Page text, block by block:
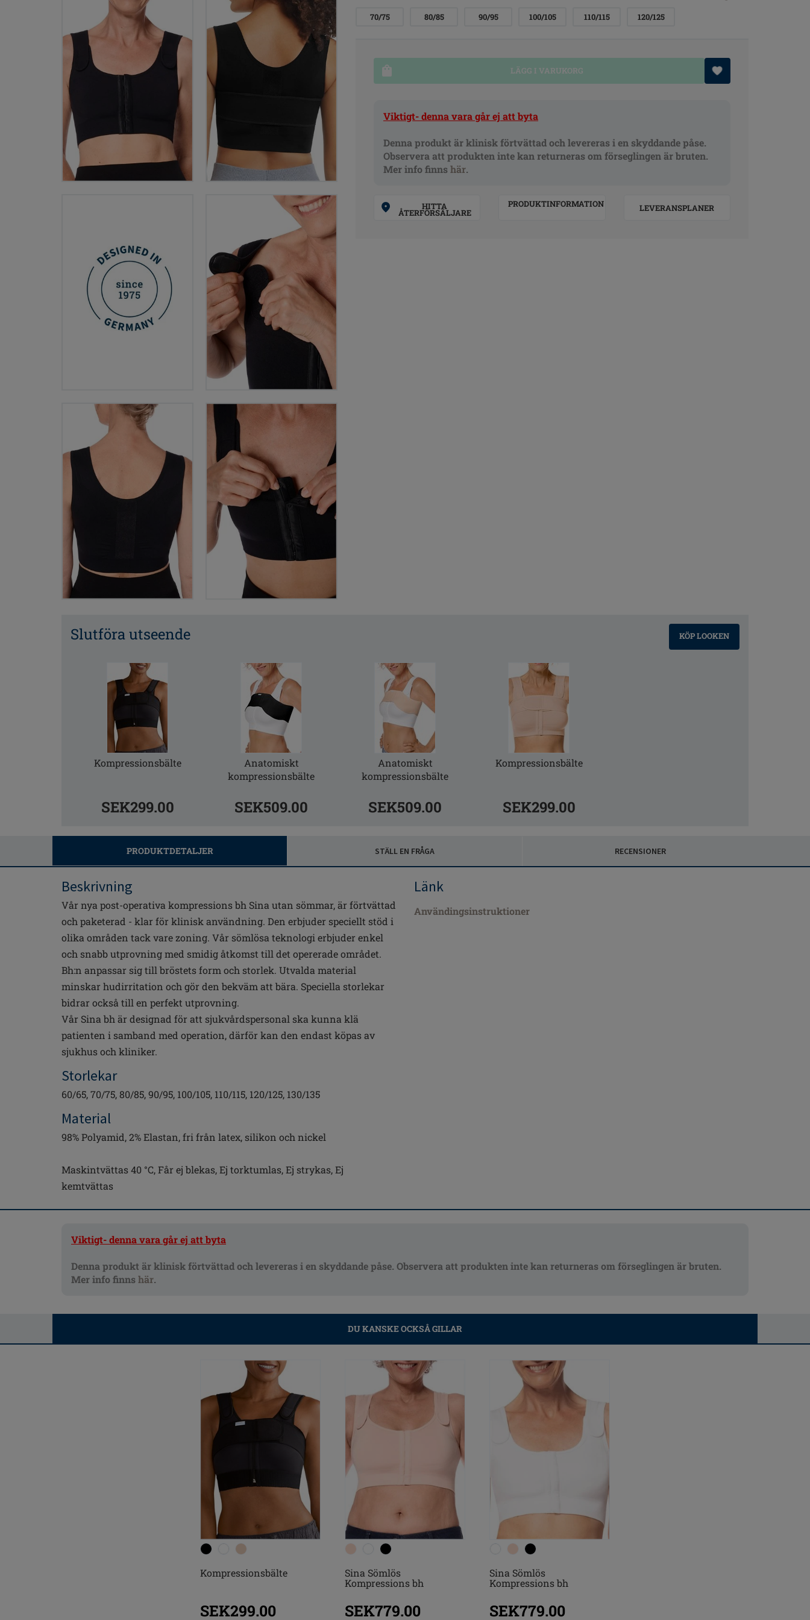
70/75 80/85 90/95 100/105 110/115 120/125
LÄGG I VARUKORG
Viktigt- denna vara går ej att byta
Denna produkt är klinisk förtvättad och levereras i en skyddande påse.
Observera att produkten inte kan returneras om förseglingen är bruten.
Mer info finnshär.
HITTA
ÅTERFÖRSÄLJARE
PRODUKTINFORMATION LEVERANSPLANER
Slutföra utseende
Kompressionsbälte
SEK299.00
Anatomiskt
kompressionsbälte
SEK509.00
Anatomiskt
kompressionsbälte
SEK509.00
Kompressionsbälte
SEK299.00
KÖP LOOKEN
PRODUKTDETALJER STÄLL EN FRÅGA RECENSIONER
Beskrivning
Vår nya post-operativa kompressions bh Sina utan sömmar, är förtvättad
och paketerad - klar för klinisk användning. Den erbjuder speciellt stöd i
olika områden tack vare zoning. Vår sömlösa teknologi erbjuder enkel
och snabb utprovning med smidig åtkomst till det opererade området.
Bh:n anpassar sig till bröstets form och storlek. Utvalda material
minskar hudirritation och gör den bekväm att bära. Speciella storlekar
bidrar också till en perfekt utprovning.
Vår Sina bh är designad för att sjukvårdspersonal ska kunna klä
patienten i samband med operation, därför kan den endast köpas av
sjukhus och kliniker.
Storlekar
60/65, 70/75, 80/85, 90/95, 100/105, 110/115, 120/125, 130/135
Material
98% Polyamid, 2% Elastan, fri från latex, silikon och nickel
Maskintvättas 40 °C, Får ej blekas, Ej torktumlas, Ej strykas, Ej
kemtvättas
Länk
Användingsinstruktioner
Viktigt- denna vara går ej att byta
Denna produkt är klinisk förtvättad och levereras i en skyddande påse. Observera att produkten inte kan returneras om förseglingen är bruten.
Mer info finnshär.
DU KANSKE OCKSÅ GILLAR
Kompressionsbälte
SEK299.00
Sina Sömlös
Kompressions bh
SEK779.00
Sina Sömlös
Kompressions bh
SEK779.00